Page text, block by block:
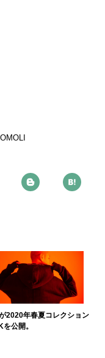
2020年春夏コレクション
公開。